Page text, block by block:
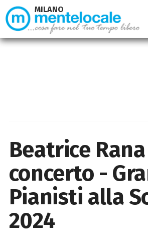
Beatrice
concerto -
Pianisti alla
2024
MILANO